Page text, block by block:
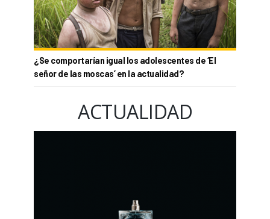
¿Se comportarían igual los adolescentes de ‘El
señor de las moscas’ en la actualidad?
ACTUALIDAD